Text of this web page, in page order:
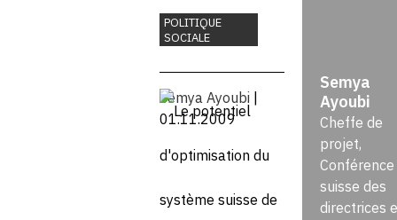
du système
suisse de
santé
POLITIQUE
SOCIALE
Semya Ayoubi |
01.11.2009
Semya
Ayoubi
Cheffe de
projet,
Conférence
suisse des
directrices